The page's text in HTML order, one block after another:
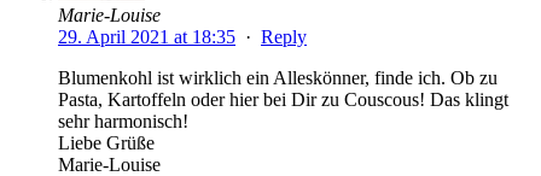
Marie-Louise
29. April 2021 at 18:35 · Reply
Blumenkohl ist wirklich ein Alleskönner, finde ich. Ob zu
Pasta, Kartoffeln oder hier bei Dir zu Couscous! Das klingt
sehr harmonisch!
Liebe Grüße
Marie-Louise